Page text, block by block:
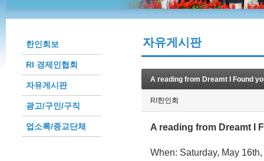
한인회보
RI 경제인협회
자유게시판
광고/구인/구직
업소록/종교단체
자유게시판
A reading from Dreamt I Found
RI한인회
A reading from Dreamt I
When: Saturday, May